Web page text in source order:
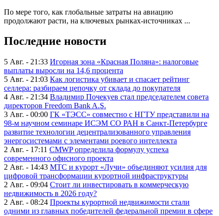
По мере того, как глобальные затраты на авиацию
продолжают расти, на ключевых рынках-источниках ...
Последние новости
5 Авг. - 21:33 Игорная зона «Красная Поляна»: налоговые
выплаты выросли на 14,6 процента
5 Авг. - 21:03 Как логистика убивает и спасает рейтинг
селлера: разбираем цепочку от склада до покупателя
4 Авг. - 21:34 Владимир Почекуев стал председателем совета
директоров Freedom Bank A.Ş.
3 Авг. - 00:00 ГК «ТЭСС» совместно с НГТУ представили на
98-м научном семинаре ИСЭМ СО РАН в Санкт-Петербурге
развитие технологии децентрализованного управления
энергосистемами с элементами роевого интеллекта
2 Авг. - 17:11 CMWP определила формулу успеха
современного офисного проекта
2 Авг. - 14:43 МТС и курорт «Лучи» объединяют усилия для
цифровой трансформации курортной инфраструктуры
2 Авг. - 09:04 Стоит ли инвестировать в коммерческую
недвижимость в 2026 году?
2 Авг. - 08:24 Проекты курортной недвижимости стали
одними из главных победителей федеральной премии в сфере